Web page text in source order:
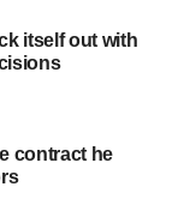
itself out with
contract he